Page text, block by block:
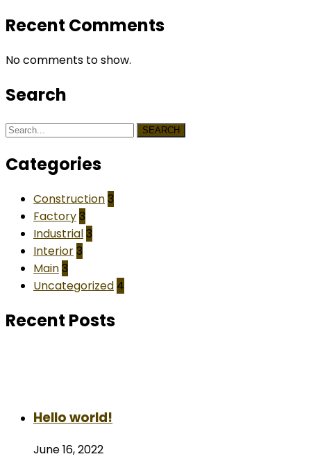
Recent Comments
No comments to show.
Search
SEARCH
Categories
Construction 3
Factory 3
Industrial 3
Interior 3
Main 3
Uncategorized 4
Recent Posts
Hello world!
June 16, 2022